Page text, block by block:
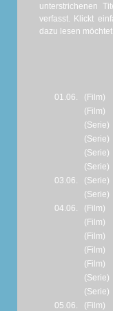
unterstrichenen
verfasst. Klickt
dazu lesen möchtet.
01.06. (Film)
(Film)
(Serie)
(Serie)
(Serie)
(Serie)
03.06.
(Serie)
(Serie)
04.06.
(Film)
(Film)
(Film)
(Film)
(Film)
(Serie)
(Serie)
05.06.
(Film)